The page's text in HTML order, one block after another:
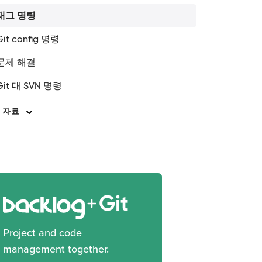
그 명령
config 명령
제 해결
대 SVN 명령
료
Git
Project and code
management together.